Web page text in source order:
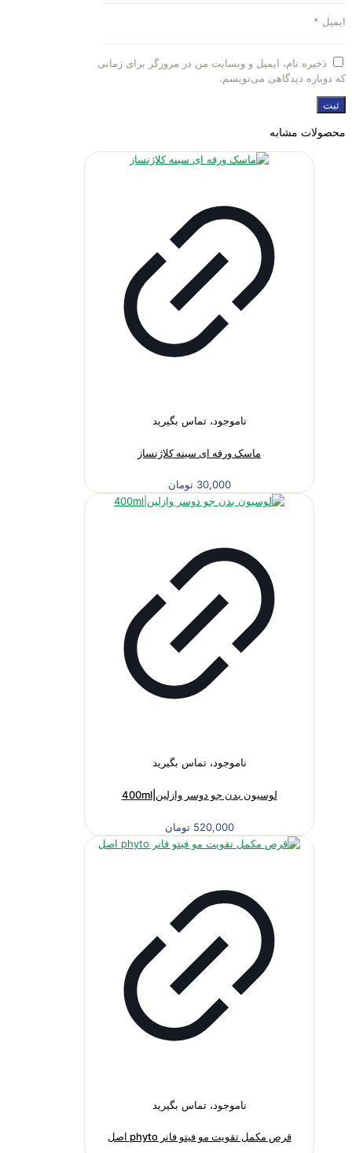
ایمیل *
ذخیره نام، ایمیل و وبسایت من در مرورگر برای زمانی
که دوباره دیدگاهی می‌نویسم.
محصولات مشابه
ناموجود، تماس بگیرید
ماسک ورقه ای سینه کلاژنساز
30,000 تومان
ناموجود، تماس بگیرید
لوسیون بدن جو دوسر وازلین|400ml
520,000 تومان
ناموجود، تماس بگیرید
قرص مکمل تقویت مو فیتو فانر phyto اصل